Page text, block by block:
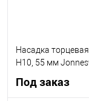
Насадка
H10, 55 мм
Под заказ